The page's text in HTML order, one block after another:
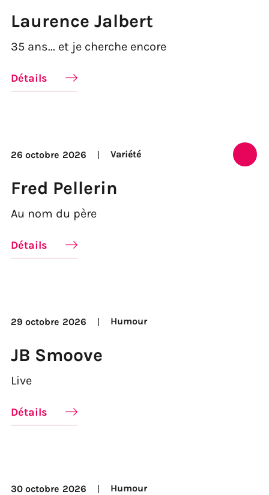
Laurence Jalbert
35 ans... et je cherche encore
Détails
26 octobre 2026 Variété
Fred Pellerin
Au nom du père
Détails
29 octobre 2026 Humour
JB Smoove
Live
Détails
30 octobre 2026 Humour